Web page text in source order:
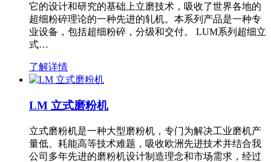
它的设计和研究的基础上立磨技术，吸收了世界各地的
超细粉碎理论的一种先进的轧机。本系列产品是一种专
业设备，包括超细粉碎，分级和交付。 LUM系列超细立
式…
了解详情
LM 立式磨粉机
立式磨粉机是一种大型磨粉机，专门为解决工业磨机产
量低、耗能高等技术难题，吸收欧洲先进技术并结合我
公司多年先进的磨粉机设计制造理念和市场需求，经过